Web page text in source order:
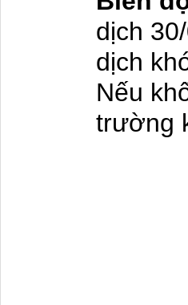
dịch
dịch
Nếu
trường